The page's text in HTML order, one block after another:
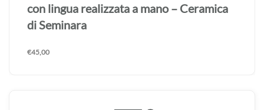
realizzata a mano – Ceramica di Seminara